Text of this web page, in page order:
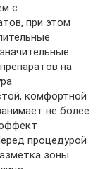
с
при этом
на
комфортной
не более
процедурой
зоны